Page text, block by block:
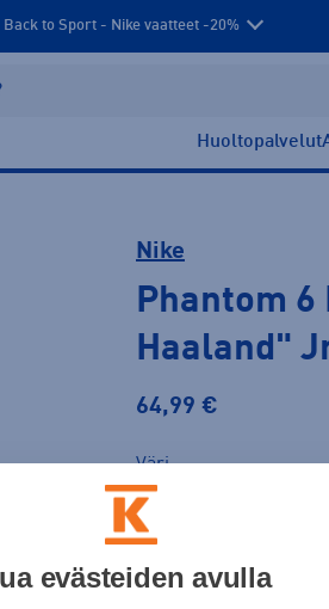
Back to Sport - Nike vaatteet -20%
Huoltopalvelut
Nike
Phantom
Haaland"
64,99 €
Väri
Punainen
evästeiden avulla